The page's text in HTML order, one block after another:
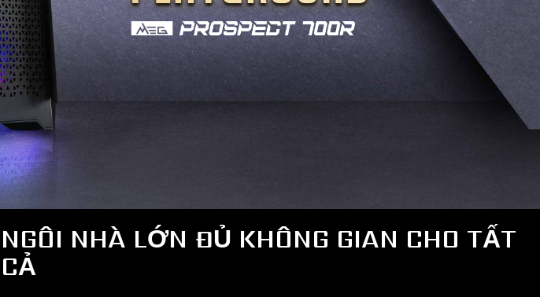
NGÔI NHÀ LỚN ĐỦ KHÔNG GIAN CHO TẤT
CẢ